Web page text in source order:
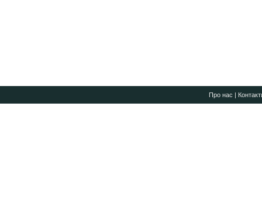
Про нас |